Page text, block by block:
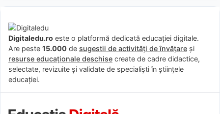
Digitaledu.ro este o platformă dedicată educației digitale.
Are peste 15.000 de sugestii de activități de învățare și
resurse educaționale deschise create de cadre didactice,
selectate, revizuite și validate de specialiști în științele
educației.